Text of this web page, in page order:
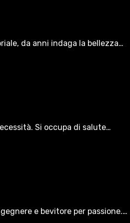
da anni indaga la bellezza…
Si occupa di salute…
e bevitore per passione.…